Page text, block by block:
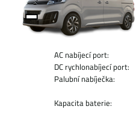
AC nabíjecí port:
DC rychlonabíjecí port:
Palubní nabíječka:
Kapacita baterie: